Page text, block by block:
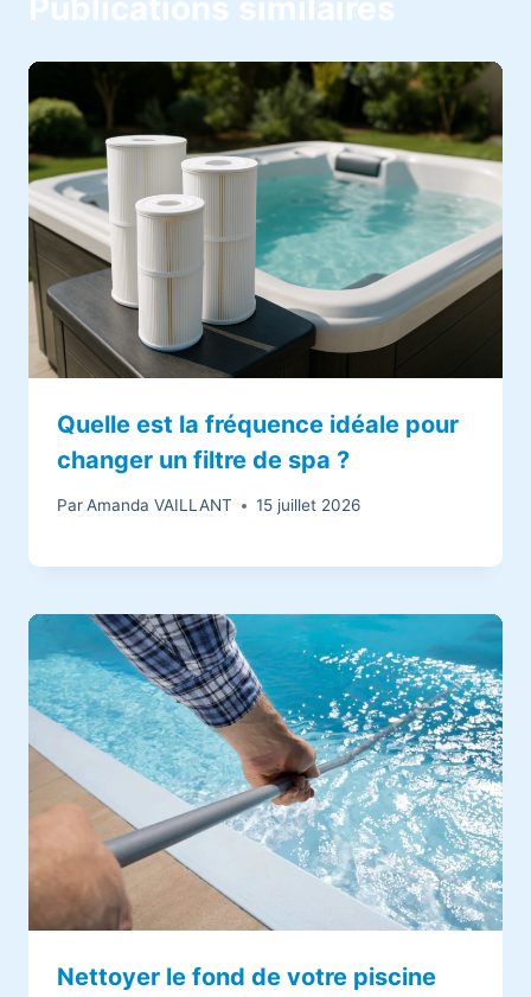
Publications similaires
Quelle est la fréquence idéale pour
changer un filtre de spa ?
ParAmanda VAILLANT 15 juillet 2026
Nettoyer le fond de votre piscine